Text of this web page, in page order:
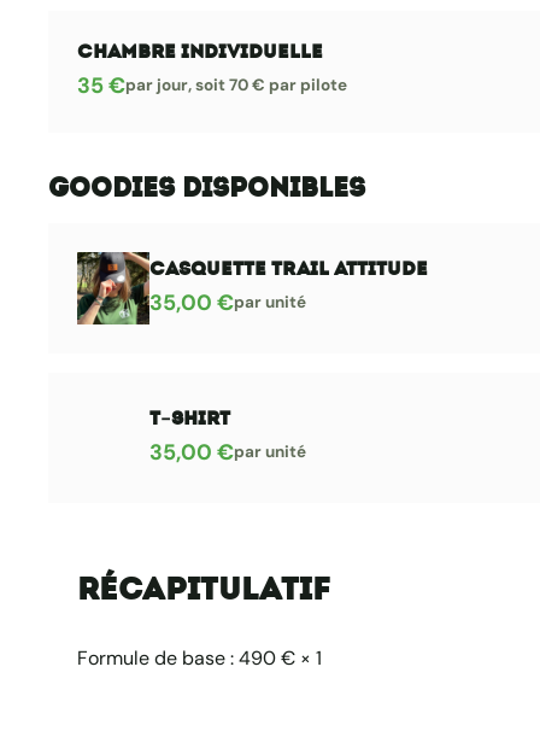
Chambre individuelle
35 €par jour, soit 70 € par pilote
Goodies disponibles
CASQUETTE TRAIL ATTITUDE
35,00 €par unité
T-shirt
35,00 €par unité
Récapitulatif
Formule de base :490 € × 1